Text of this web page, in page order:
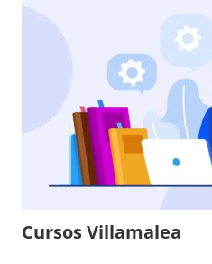
Cursos Villamalea